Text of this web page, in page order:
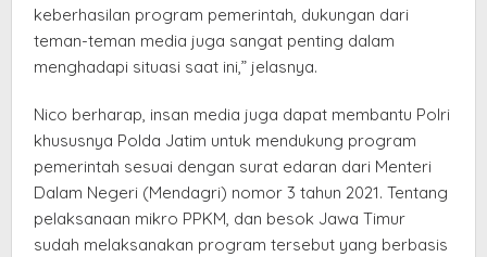
keberhasilan program pemerintah, dukungan dari
teman-teman media juga sangat penting dalam
menghadapi situasi saat ini,” jelasnya.
Nico berharap, insan media juga dapat membantu Polri
khususnya Polda Jatim untuk mendukung program
pemerintah sesuai dengan surat edaran dari Menteri
Dalam Negeri (Mendagri) nomor 3 tahun 2021. Tentang
pelaksanaan mikro PPKM, dan besok Jawa Timur
sudah melaksanakan program tersebut yang berbasis